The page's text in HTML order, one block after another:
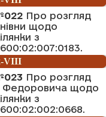
Про розгляд
щодо
з
VIII
Про розгляд
Федоровича щодо
з